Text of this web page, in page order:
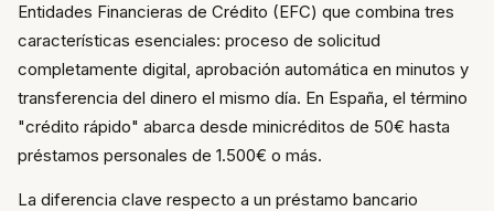
Entidades Financieras de Crédito (EFC) que combina tres
características esenciales: proceso de solicitud
completamente digital, aprobación automática en minutos y
transferencia del dinero el mismo día. En España, el término
"crédito rápido" abarca desde minicréditos de 50€ hasta
préstamos personales de 1.500€ o más.
La diferencia clave respecto a un préstamo bancario